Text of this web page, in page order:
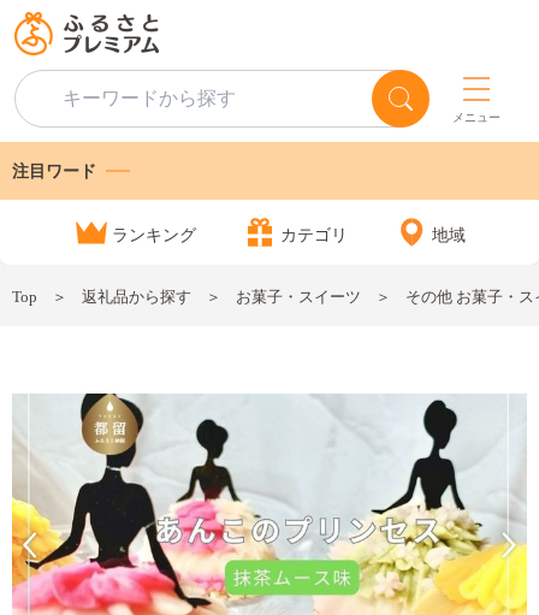
メニュー
注目ワード
ランキング カテゴリ 地域
Top 返礼品から探す お菓子・スイーツ その他 お菓子・ス